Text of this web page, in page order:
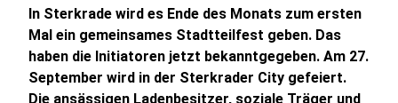
In Sterkrade wird es Ende des Monats zum ersten
Mal ein gemeinsames Stadtteilfest geben. Das
haben die Initiatoren jetzt bekanntgegeben. Am 27.
September wird in der Sterkrader City gefeiert.
Die ansässigen Ladenbesitzer, soziale Träger und